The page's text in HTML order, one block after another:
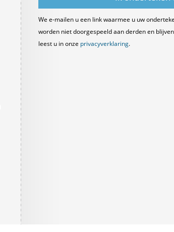
We e-mailen u een link waarmee u uw
worden niet doorgespeeld aan derden en
leest u in onze privacyverklaring.